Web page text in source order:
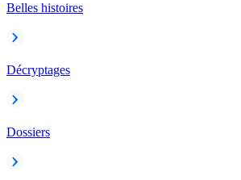
Belles histoires
Décryptages
Dossiers